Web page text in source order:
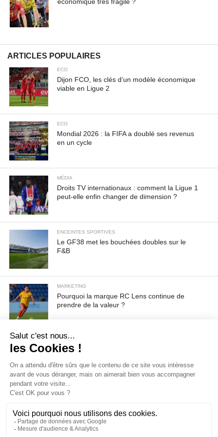
auctor. Aenean feugiat, odio in facilisis sollicitudin, augue
lectus elementum felis, ut lacinia nulla urna ac urna.
magna scelerisque sodales. Curabitur non fermentum
odio, vitae accumsan odio.
ARTICLES POPULAIRES
ECO
Dijon FCO, les clés d’un modèle économique
viable en Ligue 2
ECO
Mondial 2026 : la FIFA a doublé ses revenus
en un cycle
MÉDIA
Droits TV internationaux : comment la Ligue 1
peut-elle enfin changer de dimension ?
ENCEINTES SPORTIVES
Le GF38 met les bouchées doubles sur le
F&B
MARKETING
Pourquoi la marque RC Lens continue de
prendre de la valeur ?
Pour toute demande d'information ou de désabonnement :